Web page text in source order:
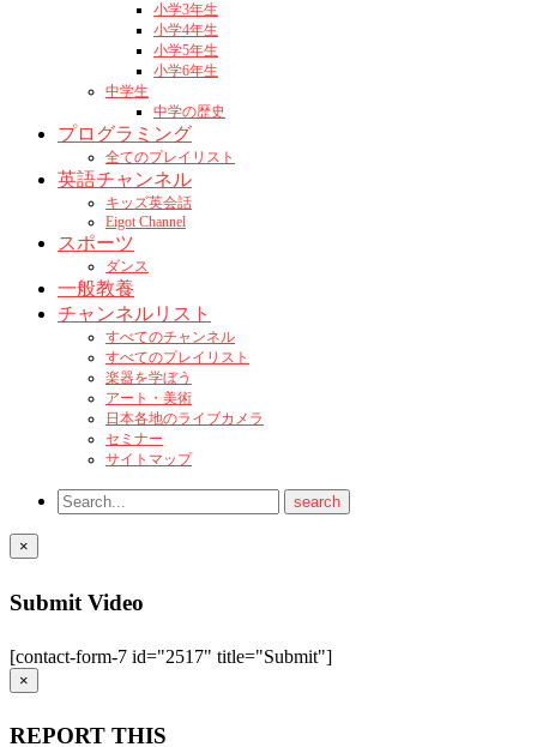
小学3年生
小学4年生
小学5年生
小学6年生
中学生
中学の歴史
プログラミング
全てのプレイリスト
英語チャンネル
キッズ英会話
Eigot Channel
スポーツ
ダンス
一般教養
チャンネルリスト
すべてのチャンネル
すべてのプレイリスト
楽器を学ぼう
アート・美術
日本各地のライブカメラ
セミナー
サイトマップ
×
Submit Video
[contact-form-7 id="2517" title="Submit"]
×
REPORT THIS